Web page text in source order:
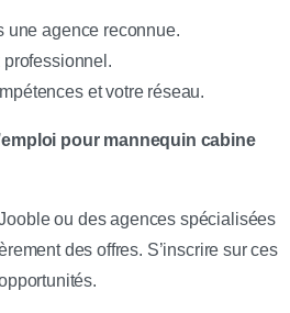
une agence reconnue.
et votre réseau.
pour mannequin cabine
ou des agences spécialisées
des offres. S’inscrire sur ces